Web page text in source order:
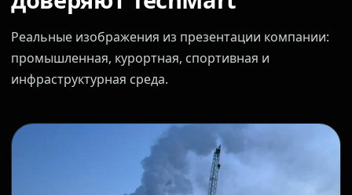
Реальные изображения из презентации компании:
промышленная, курортная, спортивная и
инфраструктурная среда.